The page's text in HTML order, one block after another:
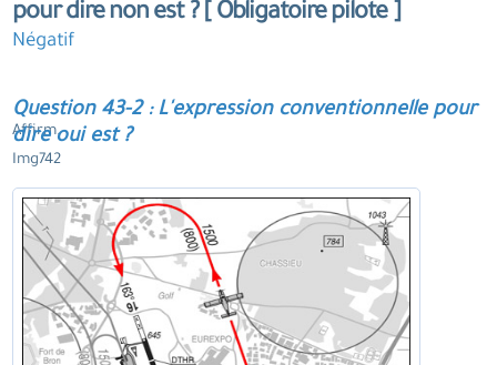
pour dire non est ? [ Obligatoire pilote ]
Négatif
Question 43-2 : L'expression conventionnelle pour
dire oui est ?
Affirm.
Img742